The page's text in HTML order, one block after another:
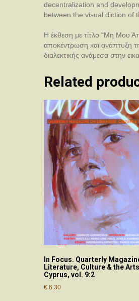
decentralization and
between the visual diction of
Η έκθεση με τίτλο “Μη Μου
αποκέντρωση και ανάπτυξη
διαλεκτικής ανάμεσα στην
Related
In Focus. Quarterly
Literature, Culture & the
Cyprus, vol. 9:2
€ 6.30